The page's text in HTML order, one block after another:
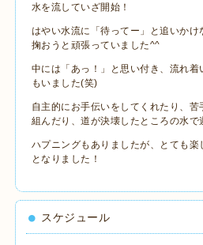
水を流していざ開始！
はやい水流に「待ってー」と追いか
掬おうと頑張っていました^^
中には「あっ！」と思い付き、流れ
もいました(笑)
自主的にお手伝いをしてくれたり、苦
組んだり、道が決壊したところの水で
ハプニングもありましたが、とても楽
となりました！
スケジュール